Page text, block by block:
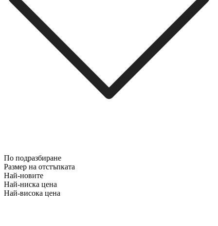
По подразбиране
Размер на отстъпката
Най-новите
Най-ниска цена
Най-висока цена